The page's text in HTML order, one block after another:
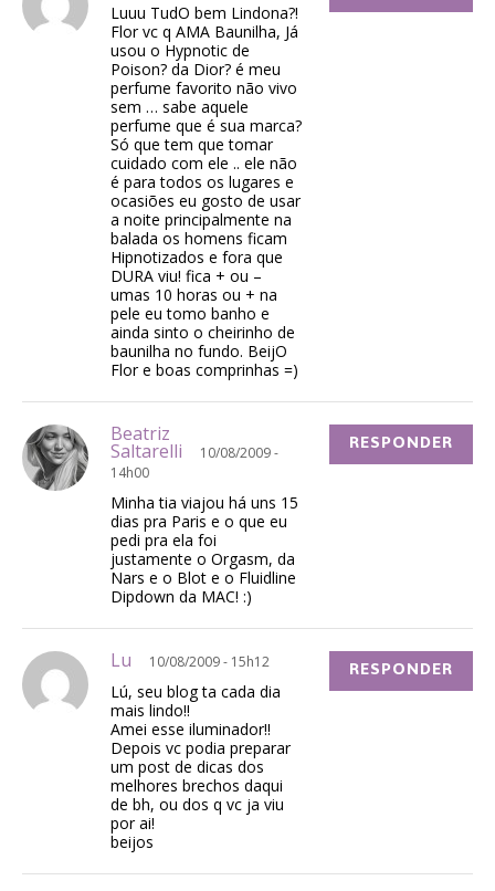
Luuu TudO bem Lindona?!
Flor vc q AMA Baunilha, Já
usou o Hypnotic de
Poison? da Dior? é meu
perfume favorito não vivo
sem … sabe aquele
perfume que é sua marca?
Só que tem que tomar
cuidado com ele .. ele não
é para todos os lugares e
ocasiões eu gosto de usar
a noite principalmente na
balada os homens ficam
Hipnotizados e fora que
DURA viu! fica + ou –
umas 10 horas ou + na
pele eu tomo banho e
ainda sinto o cheirinho de
baunilha no fundo. BeijO
Flor e boas comprinhas =)
Beatriz
Saltarelli
10/08/2009 -
14h00
Minha tia viajou há uns 15
dias pra Paris e o que eu
pedi pra ela foi
justamente o Orgasm, da
Nars e o Blot e o Fluidline
Dipdown da MAC! :)
RESPONDER
Lu 10/08/2009 - 15h12
Lú, seu blog ta cada dia
mais lindo!!
Amei esse iluminador!!
Depois vc podia preparar
um post de dicas dos
melhores brechos daqui
de bh, ou dos q vc ja viu
por ai!
beijos
RESPONDER